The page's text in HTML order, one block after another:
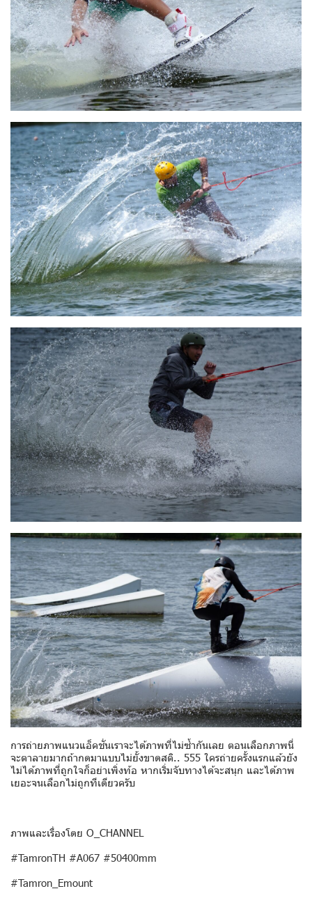
การถ่ายภาพแนวแอ็คชั่นเราจะได้ภาพที่ไม่ซ้ำกันเลย ตอนเลือกภาพนี่
จะตาลายมากถ้ากดมาแบบไม่ยั้งขาดสติ.. 555 ใครถ่ายครั้งแรกแล้วยัง
ไม่ได้ภาพที่ถูกใจก็อย่าเพิ่งท้อ หากเริ่มจับทางได้จะสนุก และได้ภาพ
เยอะจนเลือกไม่ถูกทีเดียวครับ
ภาพและเรื่องโดย O_CHANNEL
#TamronTH #A067 #50400mm
#Tamron_Emount